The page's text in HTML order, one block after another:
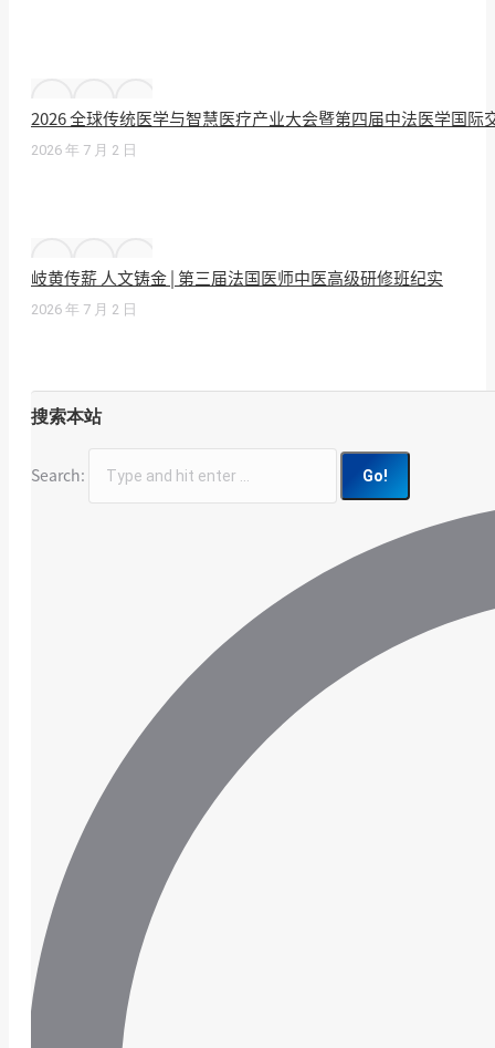
2026 全球传统医学与智慧医疗产业大会暨第四届中法医学国际
2026 年 7 月 2 日
岐黄传薪 人文铸金 | 第三届法国医师中医高级研修班纪实
2026 年 7 月 2 日
搜索本站
Search: